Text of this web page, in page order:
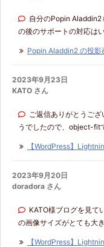
自分のPopin Aladdin2
の後のサポートの対応は
Popin Aladdin2 の投影
2023年9月23日
KATO さん
ご返信ありがとうご
うでしたので、object-fit
【WordPress】
2023年9月20日
doradora さん
KATO様ブログを見て
の画像サイズがとても大
【WordPress】